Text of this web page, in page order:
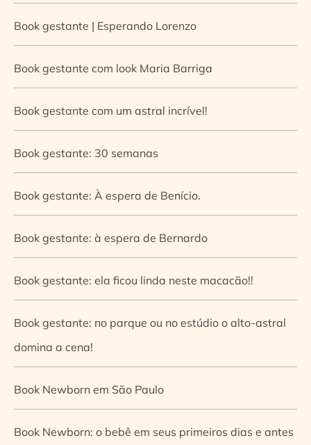
Book gestante | Esperando Lorenzo
Book gestante com look Maria Barriga
Book gestante com um astral incrível!
Book gestante: 30 semanas
Book gestante: À espera de Benício.
Book gestante: à espera de Bernardo
Book gestante: ela ficou linda neste macacão!!
Book gestante: no parque ou no estúdio o alto-astral
domina a cena!
Book Newborn em São Paulo
Book Newborn: o bebê em seus primeiros dias e antes